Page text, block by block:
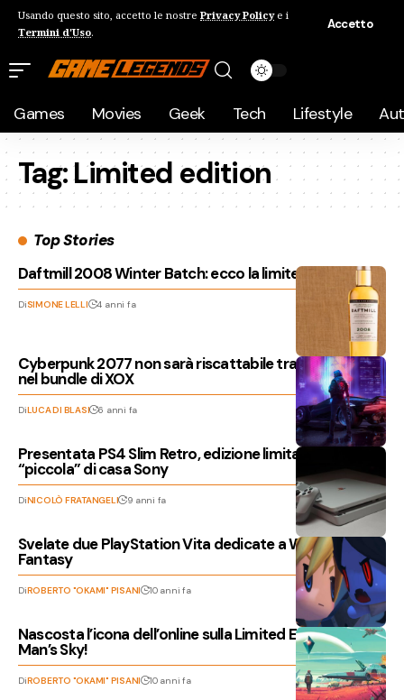
Usando questo sito, accetto le nostre Privacy Policye i
Termini d'Uso.
Accetto
Games Movies Geek Tech Lifestyle
Tag:Limited edition
Top Stories
Daftmill 2008 Winter Batch: ecco la limited edition
DiSIMONE LELLI 4 anni fa
Cyberpunk 2077 non sarà riscattabile tramite codice
nel bundle di XOX
DiLUCA DI BLASI 6 anni fa
Presentata PS4 Slim Retro, edizione limitata della
“piccola” di casa Sony
DiNICOLÒ FRATANGELI 9 anni fa
Svelate due PlayStation Vita dedicate a World of Final
Fantasy
DiROBERTO "OKAMI" PISANI 10 anni fa
Nascosta l’icona dell’online sulla Limited Edition di No
Man’s Sky!
DiROBERTO "OKAMI" PISANI 10 anni fa